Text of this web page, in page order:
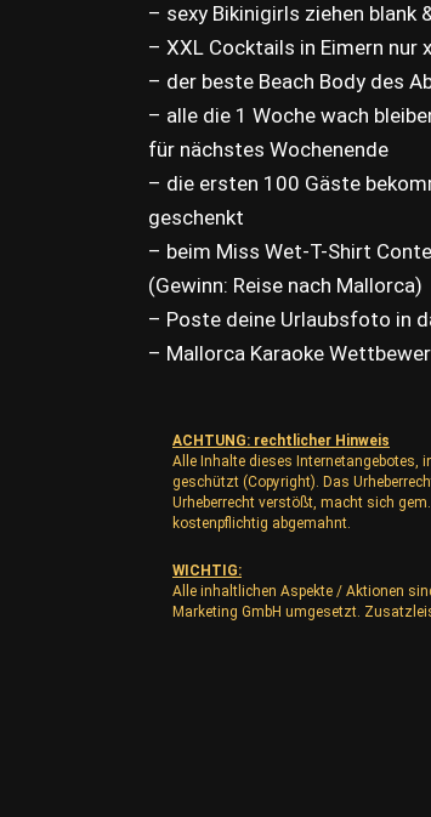
– sexy Bikinigirls ziehen blank
– XXL Cocktails in Eimern nur
– der beste Beach Body des
– alle die 1 Woche wach
für nächstes Wochenende
– die ersten 100 Gäste
geschenkt
– beim Miss Wet-T-Shirt
(Gewinn: Reise nach Mallorca)
– Poste deine Urlaubsfoto in
– Mallorca Karaoke
ACHTUNG: rechtlicher Hinweis
Alle Inhalte dieses Internetangebotes,
geschützt (Copyright). Das
Urheberrecht verstößt, macht sich
kostenpflichtig abgemahnt.
WICHTIG:
Alle inhaltlichen Aspekte / Aktionen
Marketing GmbH umgesetzt.